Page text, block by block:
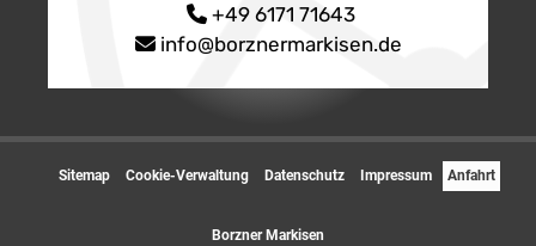
+49 6171 71643
info@borznermarkisen.de
Sitemap Cookie-Verwaltung Datenschutz Impressum Anfahrt
Borzner Markisen